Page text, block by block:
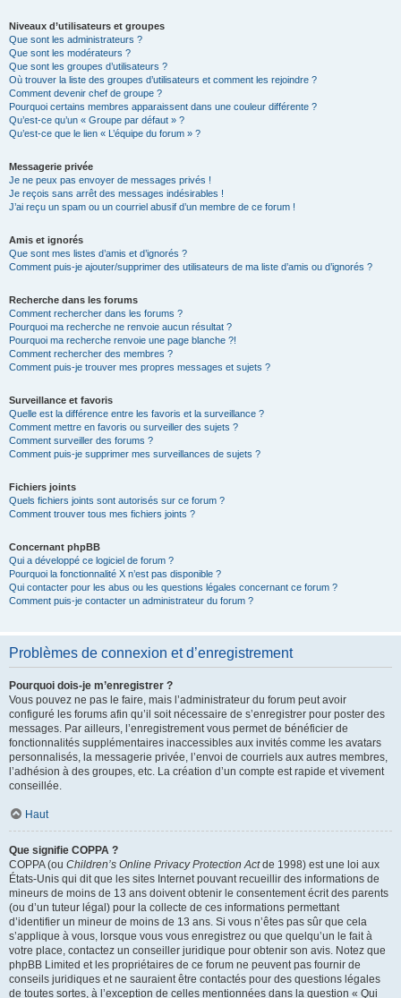
Niveaux d’utilisateurs et groupes
Que sont les administrateurs ?
Que sont les modérateurs ?
Que sont les groupes d’utilisateurs ?
Où trouver la liste des groupes d’utilisateurs et comment les rejoindre ?
Comment devenir chef de groupe ?
Pourquoi certains membres apparaissent dans une couleur différente ?
Qu’est-ce qu’un « Groupe par défaut » ?
Qu’est-ce que le lien « L’équipe du forum » ?
Messagerie privée
Je ne peux pas envoyer de messages privés !
Je reçois sans arrêt des messages indésirables !
J’ai reçu un spam ou un courriel abusif d’un membre de ce forum !
Amis et ignorés
Que sont mes listes d’amis et d’ignorés ?
Comment puis-je ajouter/supprimer des utilisateurs de ma liste d’amis ou d’ignorés ?
Recherche dans les forums
Comment rechercher dans les forums ?
Pourquoi ma recherche ne renvoie aucun résultat ?
Pourquoi ma recherche renvoie une page blanche ?!
Comment rechercher des membres ?
Comment puis-je trouver mes propres messages et sujets ?
Surveillance et favoris
Quelle est la différence entre les favoris et la surveillance ?
Comment mettre en favoris ou surveiller des sujets ?
Comment surveiller des forums ?
Comment puis-je supprimer mes surveillances de sujets ?
Fichiers joints
Quels fichiers joints sont autorisés sur ce forum ?
Comment trouver tous mes fichiers joints ?
Concernant phpBB
Qui a développé ce logiciel de forum ?
Pourquoi la fonctionnalité X n’est pas disponible ?
Qui contacter pour les abus ou les questions légales concernant ce forum ?
Comment puis-je contacter un administrateur du forum ?
Problèmes de connexion et d’enregistrement
Pourquoi dois-je m’enregistrer ?
Vous pouvez ne pas le faire, mais l’administrateur du forum peut avoir
configuré les forums afin qu’il soit nécessaire de s’enregistrer pour poster des
messages. Par ailleurs, l’enregistrement vous permet de bénéficier de
fonctionnalités supplémentaires inaccessibles aux invités comme les avatars
personnalisés, la messagerie privée, l’envoi de courriels aux autres membres,
l’adhésion à des groupes, etc. La création d’un compte est rapide et vivement
conseillée.
Haut
Que signifie COPPA ?
COPPA (ou Children’s Online Privacy Protection Actde 1998) est une loi aux
États-Unis qui dit que les sites Internet pouvant recueillir des informations de
mineurs de moins de 13 ans doivent obtenir le consentement écrit des parents
(ou d’un tuteur légal) pour la collecte de ces informations permettant
d’identifier un mineur de moins de 13 ans. Si vous n’êtes pas sûr que cela
s’applique à vous, lorsque vous vous enregistrez ou que quelqu’un le fait à
votre place, contactez un conseiller juridique pour obtenir son avis. Notez que
phpBB Limited et les propriétaires de ce forum ne peuvent pas fournir de
conseils juridiques et ne sauraient être contactés pour des questions légales
de toutes sortes, à l’exception de celles mentionnées dans la question « Qui